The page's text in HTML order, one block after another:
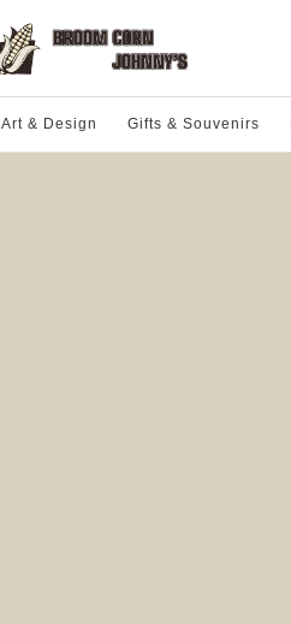
Art & Design Gifts & Souvenirs